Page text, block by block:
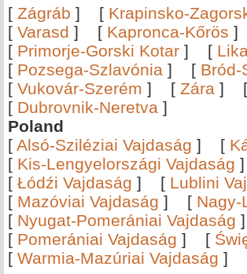
[ Zágráb ] [ Krapinsko-
[ Varasd ] [ Kapronca-Kőrös ]
[ Primorje-Gorski Kotar ] [
[ Pozsega-Szlavónia ] [ Bród-
[ Vukovár-Szerém ] [ Zára ] [
[ Dubrovnik-Neretva ]
Poland
[ Alsó-Sziléziai Vajdaság ] [
[ Kis-Lengyelországi Vajdaság
[ Łódźi Vajdaság ] [ Lublini
[ Mazóviai Vajdaság ] [ Nagy-
[ Nyugat-Pomerániai Vajdaság
[ Pomerániai Vajdaság ] [
[ Warmia-Mazúriai Vajdaság ]